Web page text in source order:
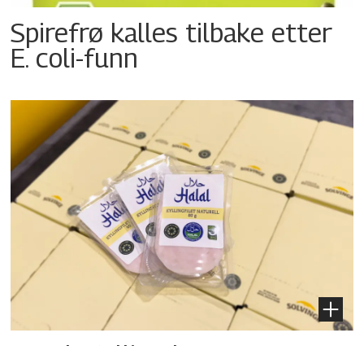
Spirefrø kalles tilbake etter
E. coli-funn